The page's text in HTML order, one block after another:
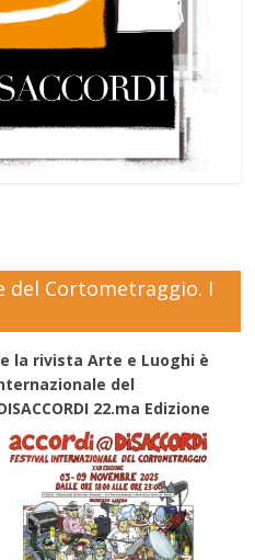
del Cortometraggio. I
la rivista Arte e Luoghi è
del
22.ma Edizione